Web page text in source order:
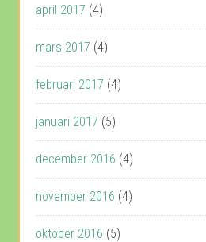
april 2017 (4)
mars 2017 (4)
februari 2017 (4)
januari 2017 (5)
december 2016 (4)
november 2016 (4)
oktober 2016 (5)